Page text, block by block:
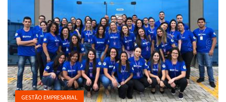
GESTÃO EMPRESARIAL